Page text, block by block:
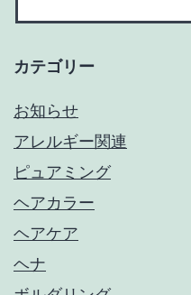
カテゴリー
お知らせ
アレルギー関連
ピュアミング
ヘアカラー
ヘアケア
ヘナ